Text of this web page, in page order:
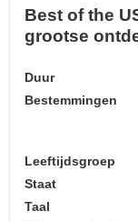
Best of the
grootse
Duur
Bestemmingen
Leeftijdsgroep
Staat
Taal